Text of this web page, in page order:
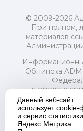
© 2009-2026
При полном,
материалов
Обнинска
в сфере
и массовых
Данный веб-сайт
использует
и сервис статистики
Яндекс.Метрика.